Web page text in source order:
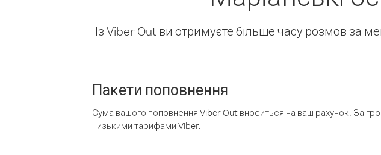
Із Viber Out ви отримуєте більше часу розмов за
Пакети поповнення
Сума вашого поповнення Viber Out вноситься на ваш рахунок. За
низькими тарифами Viber.